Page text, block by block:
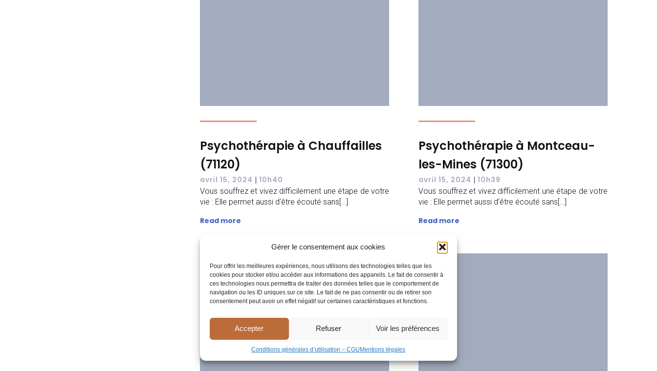
Gérer le consentement aux cookies
Pour offrir les meilleures expériences, nous utilisons des technologies telles que les
cookies pour stocker et/ou accéder aux informations des appareils. Le fait de consentir à
ces technologies nous permettra de traiter des données telles que le comportement de
navigation ou les ID uniques sur ce site. Le fait de ne pas consentir ou de retirer son
consentement peut avoir un effet négatif sur certaines caractéristiques et fonctions.
Accepter Refuser Voir les préférences
Conditions générales d’utilisation – CGUMentions légales
Psychothérapie à Chauffailles
(71120)
avril 15, 2024 | 10h40
Vous souffrez et vivez difficilement une étape de votre
vie : Elle permet aussi d’être écouté sans[…]
Read more
Psychothérapie à Montceau-
les-Mines (71300)
avril 15, 2024 | 10h39
Vous souffrez et vivez difficilement une étape de votre
vie : Elle permet aussi d’être écouté sans[…]
Read more